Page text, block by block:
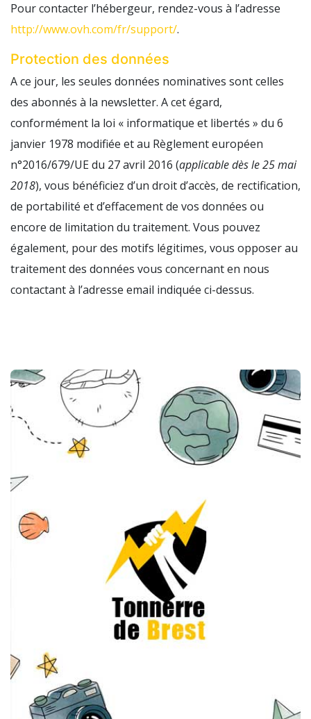
Pour contacter l’hébergeur, rendez-vous à l’adresse
http://www.ovh.com/fr/support/.
Protection des données
A ce jour, les seules données nominatives sont celles
des abonnés à la newsletter. A cet égard,
conformément la loi « informatique et libertés » du 6
janvier 1978 modifiée et au Règlement européen
n°2016/679/UE du 27 avril 2016 (applicable dès le 25 mai
2018), vous bénéficiez d’un droit d’accès, de rectification,
de portabilité et d’effacement de vos données ou
encore de limitation du traitement. Vous pouvez
également, pour des motifs légitimes, vous opposer au
traitement des données vous concernant en nous
contactant à l’adresse email indiquée ci-dessus.